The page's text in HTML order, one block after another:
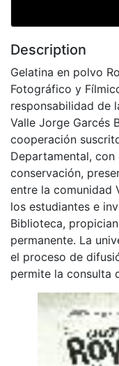
Description
Gelatina en polvo
Fotográfico y
responsabilidad de
Valle Jorge Garcés
cooperación
Departamental,
conservación,
entre la comunidad
los estudiantes e
Biblioteca,
permanente. La
el proceso de
permite la consulta